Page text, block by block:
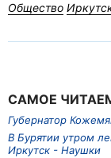
Общество
САМОЕ
Губернатор
В Бурятии утром
Иркутск - Наушки